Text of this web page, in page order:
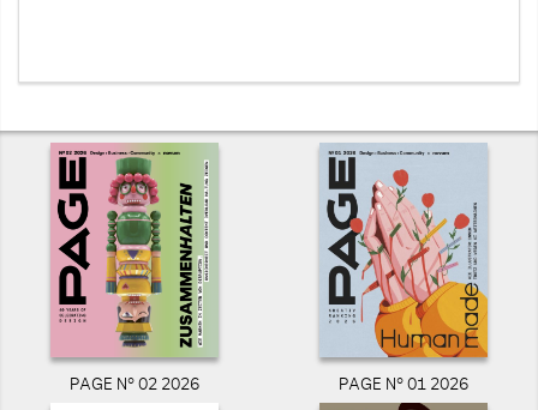
PAGE N° 02 2026 PAGE N° 01 2026